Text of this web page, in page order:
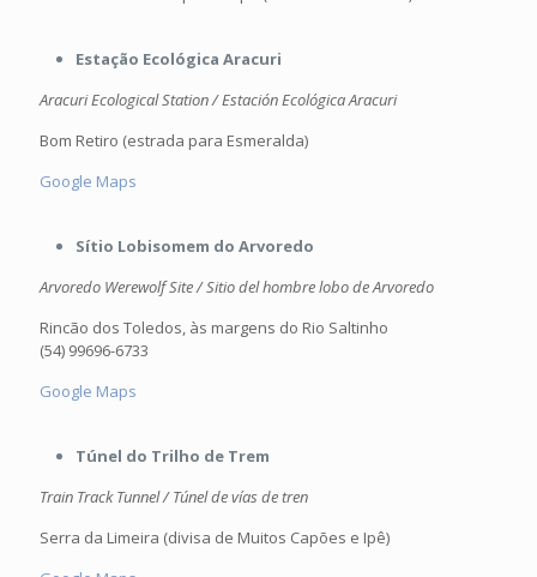
Estação Ecológica Aracuri
Aracuri Ecological Station / Estación Ecológica Aracuri
Bom Retiro (estrada para Esmeralda)
Google Maps
Sítio Lobisomem do Arvoredo
Arvoredo Werewolf Site / Sitio del hombre lobo de Arvoredo
Rincão dos Toledos, às margens do Rio Saltinho
(54) 99696-6733
Google Maps
Túnel do Trilho de Trem
Train Track Tunnel / Túnel de vías de tren
Serra da Limeira (divisa de Muitos Capões e Ipê)